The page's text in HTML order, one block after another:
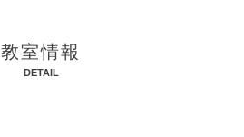
教室情報
DETAIL